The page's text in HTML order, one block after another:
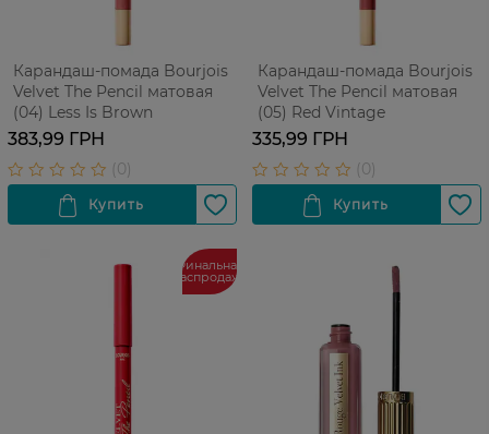
Карандаш-помада Bourjois
Velvet The Pencil матовая
(04) Less Is Brown
383,99 ГРН
Карандаш-помада Bourjois
Velvet The Pencil матовая
(05) Red Vintage
335,99 ГРН
Финальная
распродажа